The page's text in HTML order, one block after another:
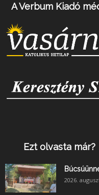
A Verbum Kiadó
Ezt olvasta már?
2026.